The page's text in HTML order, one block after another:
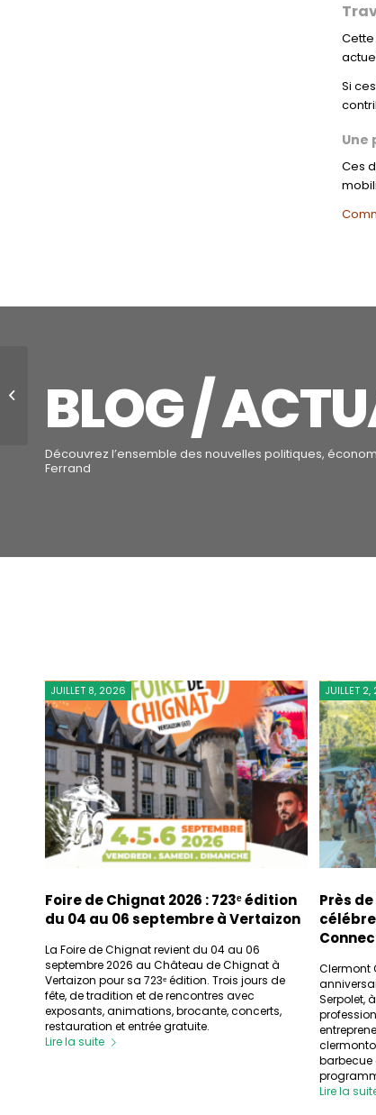
Si
Une
Ces
BLOG /
Découvrez l’ensemble des nouvelles politiques,
Ferrand
Foire de Chignat 2026 : 723ᵉ édition
du 04 au 06 septembre à Vertaizon
JUILLET 8, 2026
La Foire de Chignat revient du 04 au 06
septembre 2026 au Château de Chignat à
Vertaizon pour sa 723ᵉ édition. Trois jours de
fête, de tradition et de rencontres avec
exposants, animations, brocante, concerts,
restauration et entrée gratuite.
Lire la suite
Près
JUILLET
Clermont
Serpolet,
barbecue
Lire la
fermeture
administrative du
restaurant Xincheng
Sushi à ...